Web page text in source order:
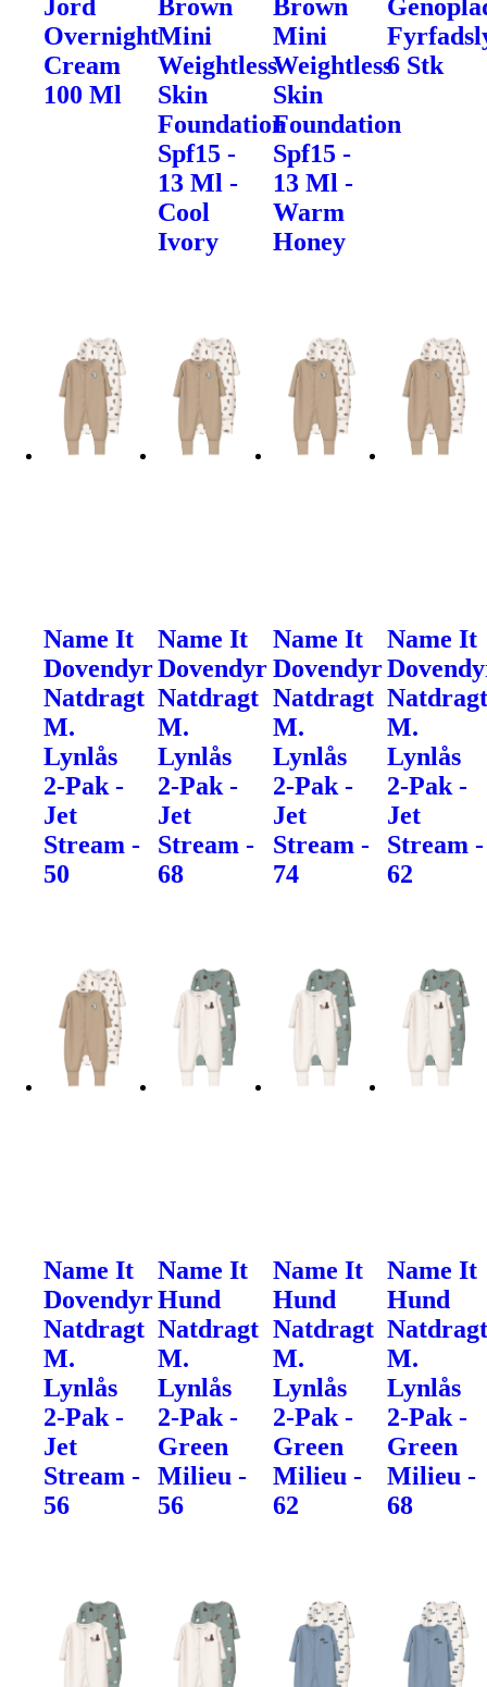
Jord
Overnight
Cream
100 Ml
Brown
Mini
Weightless
Skin
Foundation
Spf15 -
13 Ml -
Cool
Ivory
Brown
Mini
Weightless
Skin
Foundation
Spf15 -
13 Ml -
Warm
Honey
6 Stk
Name It
Dovendyr
Natdragt
M.
Lynlås
2-Pak -
Jet
Stream -
50
Name It
Dovendyr
Natdragt
M.
Lynlås
2-Pak -
Jet
Stream -
68
Name It
Dovendyr
Natdragt
M.
Lynlås
2-Pak -
Jet
Stream -
74
Name It
M.
Lynlås
2-Pak -
Jet
Stream -
62
Name It
Dovendyr
Natdragt
M.
Lynlås
2-Pak -
Jet
Stream -
56
Name It
Hund
Natdragt
M.
Lynlås
2-Pak -
Green
Milieu -
56
Name It
Hund
Natdragt
M.
Lynlås
2-Pak -
Green
Milieu -
62
Name It
Hund
M.
Lynlås
2-Pak -
Green
Milieu -
68